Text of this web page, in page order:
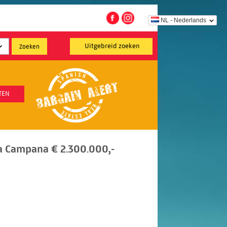
NL - Nederlands
Uitgebreid zoeken
€ 2.300.000,-